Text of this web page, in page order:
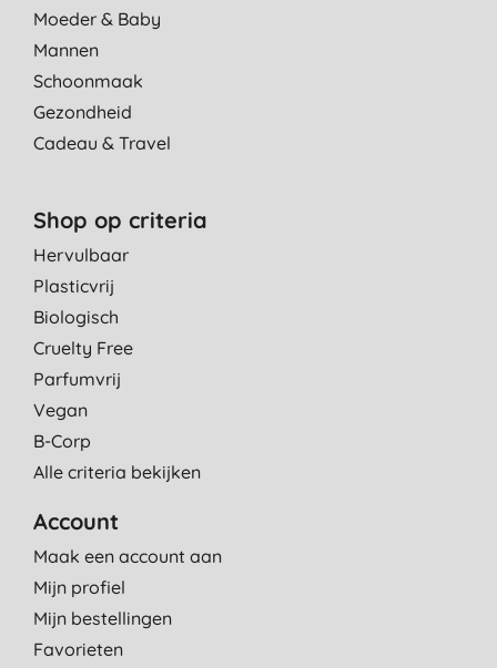
Moeder & Baby
Mannen
Schoonmaak
Gezondheid
Cadeau & Travel
Shop op criteria
Hervulbaar
Plasticvrij
Biologisch
Cruelty Free
Parfumvrij
Vegan
B-Corp
Alle criteria bekijken
Account
Maak een account aan
Mijn profiel
Mijn bestellingen
Favorieten